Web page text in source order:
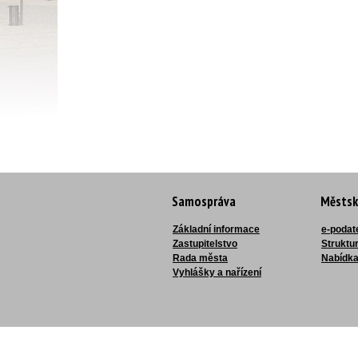
Samospráva
Základní informace
Zastupitelstvo
Rada města
Vyhlášky a nařízení
e-